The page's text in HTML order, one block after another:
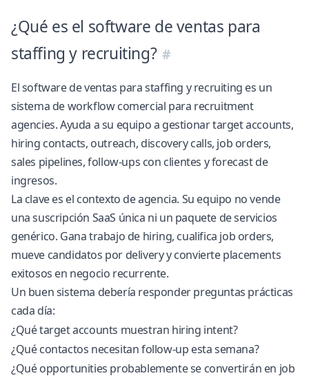
¿Qué es el software de ventas para
staffing y recruiting?
El software de ventas para staffing y recruiting es un
sistema de workflow comercial para recruitment
agencies. Ayuda a su equipo a gestionar target accounts,
hiring contacts, outreach, discovery calls, job orders,
sales pipelines, follow-ups con clientes y forecast de
ingresos.
La clave es el contexto de agencia. Su equipo no vende
una suscripción SaaS única ni un paquete de servicios
genérico. Gana trabajo de hiring, cualifica job orders,
mueve candidatos por delivery y convierte placements
exitosos en negocio recurrente.
Un buen sistema debería responder preguntas prácticas
cada día:
¿Qué target accounts muestran hiring intent?
¿Qué contactos necesitan follow-up esta semana?
¿Qué opportunities probablemente se convertirán en job